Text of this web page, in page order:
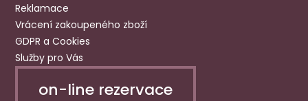
Reklamace
Vrácení zakoupeného zboží
GDPR a Cookies
Služby pro Vás
on-line rezervace